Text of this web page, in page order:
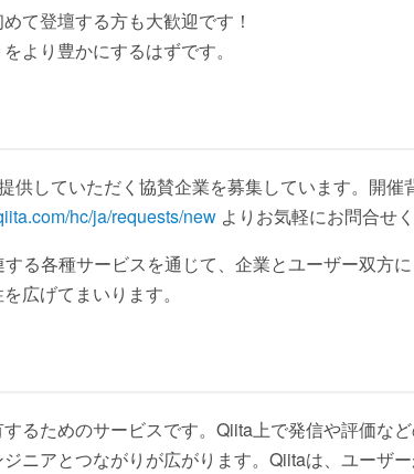
て登壇する方も大歓迎です！
より豊かにするはずです。
供していただく協賛企業を募集しています。開
hc/ja/requests/new よりお気軽にお問合せ
する各種サービスを通じて、企業とユーザー双方
広げてまいります。
るためのサービスです。Qiita上で発信や評価な
ニアとつながりが広がります。Qiitaは、ユーザ